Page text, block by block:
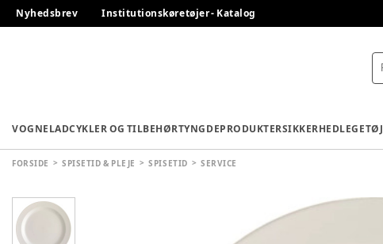
Nyhedsbrev Institutionskøretøjer - Katalog
VOGNELADCYKLER OG TILBEHØRTYNGDEPRODUKTERSIKKERHEDLEGETØJ
FORSIDE SPISETID & PLEJE SPISETID SERVICE